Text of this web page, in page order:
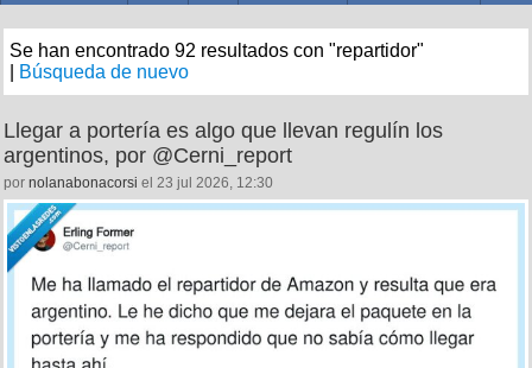
Se han encontrado 92 resultados con "repartidor"
Búsqueda de nuevo
Llegar a portería es algo que llevan regulín los
argentinos, por @Cerni_report
por nolanabonacorsi el 23 jul 2026, 12:30